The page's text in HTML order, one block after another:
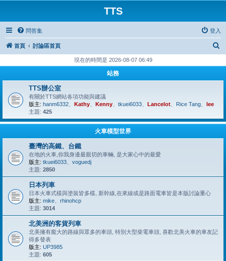
TTS
問答集 登入
首頁 討論區首頁
現在的時間是 2026-08-07 06:49
站務
TTS辦公室
有關於TTS網站各項功能與建議
版主: hanm6332 Kathy Kenny tkuei6033 Lancelot Rice Tang
lee
主題: 425
火車模型世界
臺灣的高鐵、台鐵
在地的火車,你我身邊最親切的車輛, 是大家心中的最愛
版主: tkuei6033
voguedj
主題: 2850
日本列車
日本火車式樣與塗裝皆多樣, 新幹線,在來線或是路面電車皆是本版討論重心
版主: mike
rhinohcp
主題: 3014
北美洲的客貨列車
北美擁有龐大的路線與眾多的車頭, 特別大型柴電車頭, 喜歡北美火車的車友記
得多發表
版主: UP3985
主題: 605